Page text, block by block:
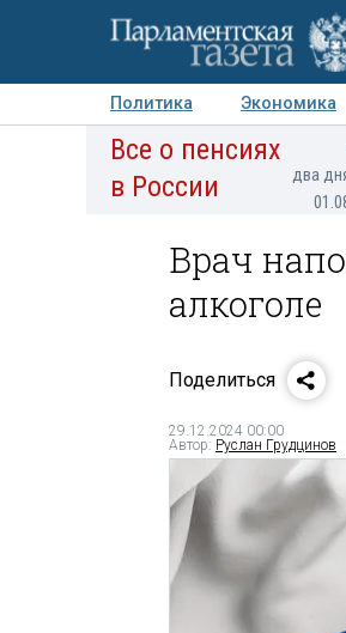
Политика Экономика
Авторы Персоны
Все о пенсиях
в России
два
Врач
алкоголе
Поделиться
29.12.2024 00:00
Автор: Руслан Грудцинов